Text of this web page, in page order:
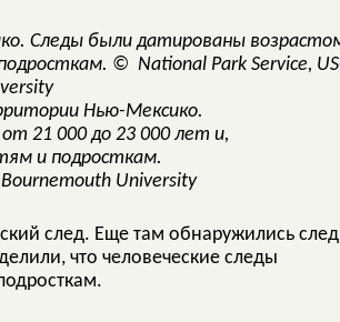
Нью-Мексико.
21 000 до 23 000 лет и,
и подросткам.
University
след. Еще там обнаружились
что человеческие следы